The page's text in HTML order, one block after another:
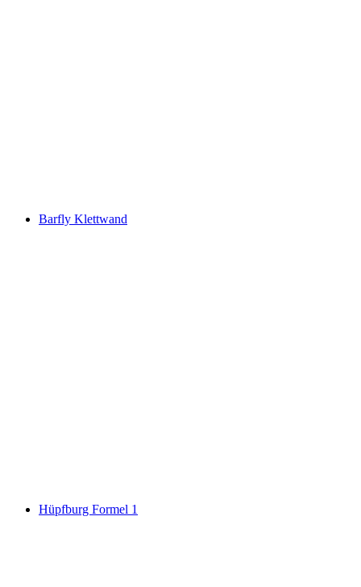
Barfly Klettwand
Hüpfburg Formel 1